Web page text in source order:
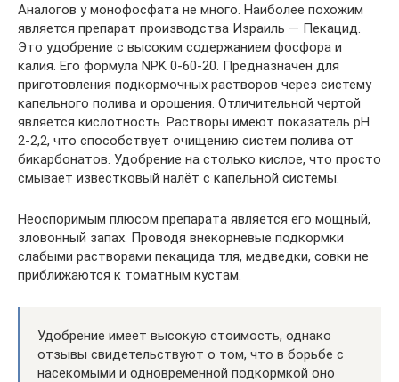
Аналогов у монофосфата не много. Наиболее похожим
является препарат производства Израиль — Пекацид.
Это удобрение с высоким содержанием фосфора и
калия. Его формула NPK 0-60-20. Предназначен для
приготовления подкормочных растворов через систему
капельного полива и орошения. Отличительной чертой
является кислотность. Растворы имеют показатель рН
2-2,2, что способствует очищению систем полива от
бикарбонатов. Удобрение на столько кислое, что просто
смывает известковый налёт с капельной системы.
Неоспоримым плюсом препарата является его мощный,
зловонный запах. Проводя внекорневые подкормки
слабыми растворами пекацида тля, медведки, совки не
приближаются к томатным кустам.
Удобрение имеет высокую стоимость, однако
отзывы свидетельствуют о том, что в борьбе с
насекомыми и одновременной подкормкой оно